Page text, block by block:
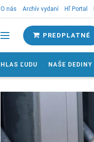
O nás Archív vydaní Hľ Portal
PREDPLATNÉ
HLAS ĽUDU NAŠE DEDINY